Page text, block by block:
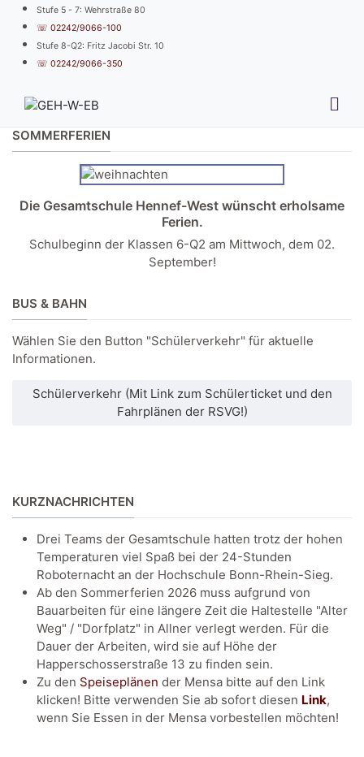
Stufe 5 - 7: Wehrstraße 80
☏ 02242/9066-100
Stufe 8-Q2: Fritz Jacobi Str. 10
☏ 02242/9066-350
SOMMERFERIEN
Die Gesamtschule Hennef-West wünscht erholsame
Ferien.
Schulbeginn der Klassen 6-Q2 am Mittwoch, dem 02.
September!
BUS & BAHN
Wählen Sie den Button "Schülerverkehr" für aktuelle
Informationen.
Schülerverkehr (Mit Link zum Schülerticket und den
Fahrplänen der RSVG!)
KURZNACHRICHTEN
Drei Teams der Gesamtschule hatten trotz der hohen
Temperaturen viel Spaß bei der 24-Stunden
Roboternacht an der Hochschule Bonn-Rhein-Sieg.
Ab den Sommerferien 2026 muss aufgrund von
Bauarbeiten für eine längere Zeit die Haltestelle "Alter
Weg" / "Dorfplatz" in Allner verlegt werden. Für die
Dauer der Arbeiten, wird sie auf Höhe der
Happerschosserstraße 13 zu finden sein.
Zu den Speiseplänen der Mensa bitte auf den Link
klicken! Bitte verwenden Sie ab sofort diesen Link,
wenn Sie Essen in der Mensa vorbestellen möchten!